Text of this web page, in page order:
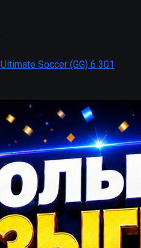
Ultimate Soccer (GG) 6 301